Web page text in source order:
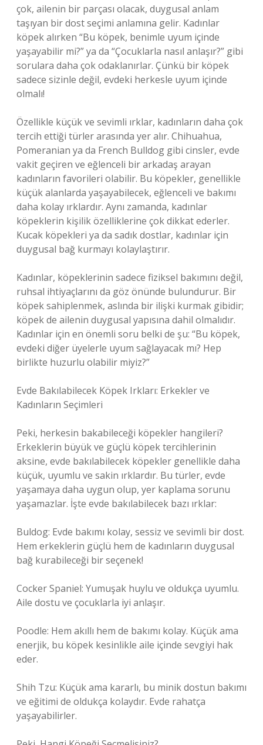
çok, ailenin bir parçası olacak, duygusal anlam
taşıyan bir dost seçimi anlamına gelir. Kadınlar
köpek alırken “Bu köpek, benimle uyum içinde
yaşayabilir mi?” ya da “Çocuklarla nasıl anlaşır?” gibi
sorulara daha çok odaklanırlar. Çünkü bir köpek
sadece sizinle değil, evdeki herkesle uyum içinde
olmalı!
Özellikle küçük ve sevimli ırklar, kadınların daha çok
tercih ettiği türler arasında yer alır. Chihuahua,
Pomeranian ya da French Bulldog gibi cinsler, evde
vakit geçiren ve eğlenceli bir arkadaş arayan
kadınların favorileri olabilir. Bu köpekler, genellikle
küçük alanlarda yaşayabilecek, eğlenceli ve bakımı
daha kolay ırklardır. Aynı zamanda, kadınlar
köpeklerin kişilik özelliklerine çok dikkat ederler.
Kucak köpekleri ya da sadık dostlar, kadınlar için
duygusal bağ kurmayı kolaylaştırır.
Kadınlar, köpeklerinin sadece fiziksel bakımını değil,
ruhsal ihtiyaçlarını da göz önünde bulundurur. Bir
köpek sahiplenmek, aslında bir ilişki kurmak gibidir;
köpek de ailenin duygusal yapısına dahil olmalıdır.
Kadınlar için en önemli soru belki de şu: “Bu köpek,
evdeki diğer üyelerle uyum sağlayacak mı? Hep
birlikte huzurlu olabilir miyiz?”
Evde Bakılabilecek Köpek Irkları: Erkekler ve
Kadınların Seçimleri
Peki, herkesin bakabileceği köpekler hangileri?
Erkeklerin büyük ve güçlü köpek tercihlerinin
aksine, evde bakılabilecek köpekler genellikle daha
küçük, uyumlu ve sakin ırklardır. Bu türler, evde
yaşamaya daha uygun olup, yer kaplama sorunu
yaşamazlar. İşte evde bakılabilecek bazı ırklar:
Buldog: Evde bakımı kolay, sessiz ve sevimli bir dost.
Hem erkeklerin güçlü hem de kadınların duygusal
bağ kurabileceği bir seçenek!
Cocker Spaniel: Yumuşak huylu ve oldukça uyumlu.
Aile dostu ve çocuklarla iyi anlaşır.
Poodle: Hem akıllı hem de bakımı kolay. Küçük ama
enerjik, bu köpek kesinlikle aile içinde sevgiyi hak
eder.
Shih Tzu: Küçük ama kararlı, bu minik dostun bakımı
ve eğitimi de oldukça kolaydır. Evde rahatça
yaşayabilirler.